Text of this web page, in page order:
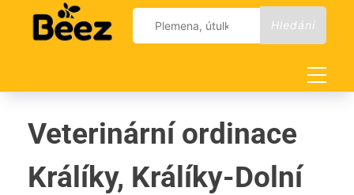
content
Vyhledávání
Veterinární ordinace
Králíky, Králíky-Dolní